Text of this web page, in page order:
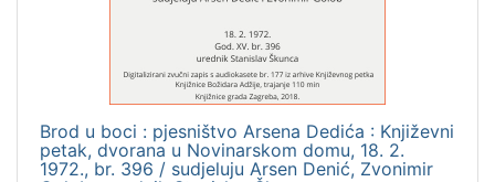
Brod u boci : pjesništvo Arsena Dedića : Književni
petak, dvorana u Novinarskom domu, 18. 2.
1972., br. 396 / sudjeluju Arsen Denić, Zvonimir